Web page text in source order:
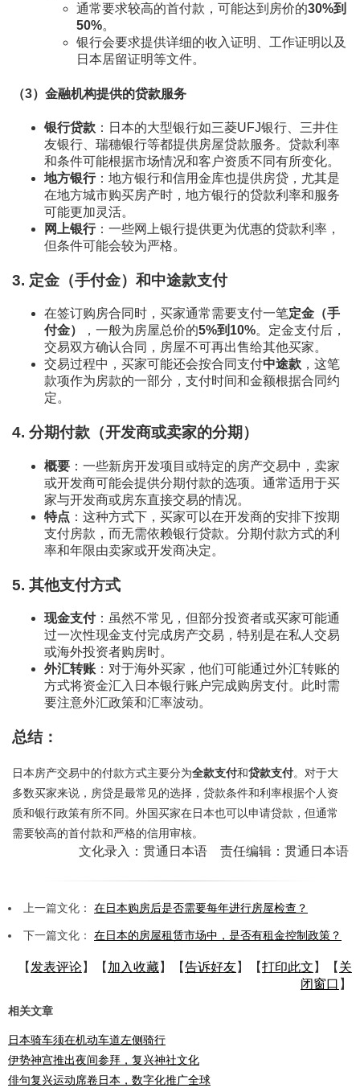
通常要求较高的首付款，可能达到房价的30%到
50%。
银行会要求提供详细的收入证明、工作证明以及
日本居留证明等文件。
（3） 金融机构提供的贷款服务
银行贷款 ：日本的大型银行如三菱UFJ银行、三井住
友银行、瑞穗银行等都提供房屋贷款服务。贷款利率
和条件可能根据市场情况和客户资质不同有所变化。
地方银行：地方银行和信用金库也提供房贷，尤其是
在地方城市购买房产时，地方银行的贷款利率和服务
可能更加灵活。
网上银行：一些网上银行提供更为优惠的贷款利率，
但条件可能会较为严格。
3. 定金（手付金）和中途款支付
在签订购房合同时，买家通常需要支付一笔定金（手
付金）
，一般为房屋总价的5%到10%。定金支付后，
交易双方确认合同，房屋不可再出售给其他买家。
交易过程中，买家可能还会按合同支付中途款 ，这笔
款项作为房款的一部分，支付时间和金额根据合同约
定。
4. 分期付款（开发商或卖家的分期）
概要 ：一些新房开发项目或特定的房产交易中，卖家
或开发商可能会提供分期付款的选项。通常适用于买
家与开发商或房东直接交易的情况。
特点 ：这种方式下，买家可以在开发商的安排下按期
支付房款，而无需依赖银行贷款。分期付款方式的利
率和年限由卖家或开发商决定。
5. 其他支付方式
现金支付：虽然不常见，但部分投资者或买家可能通
过一次性现金支付完成房产交易，特别是在私人交易
或海外投资者购房时。
外汇转账 ：对于海外买家，他们可能通过外汇转账的
方式将资金汇入日本银行账户完成购房支付。此时需
要注意外汇政策和汇率波动。
总结：
日本房产交易中的付款方式主要分为全款支付和贷款支付。对于大
多数买家来说，房贷是最常见的选择，贷款条件和利率根据个人资
质和银行政策有所不同。外国买家在日本也可以申请贷款，但通常
需要较高的首付款和严格的信用审核。
文化录入：贯通日本语 责任编辑：贯通日本语
上一篇文化： 在日本购房后是否需要每年进行房屋检查？
下一篇文化： 在日本的房屋租赁市场中，是否有租金控制政策？
【 发表评论】【 加入收藏】【告诉好友】【打印此文 】【 关
闭窗口 】
相关文章
日本骑车须在机动车道左侧骑行
伊势神宫推出夜间参拜，复兴神社文化
俳句复兴运动席卷日本，数字化推广全球